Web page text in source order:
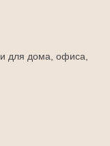
для дома, офиса,